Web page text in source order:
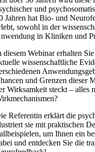
und
Jahren hat Bio- und
sowohl in der
in Kliniken und
diesem Webinar erhalten
wissenschaftliche
und Grenzen dieser
Wirksamkeit steckt – alles
Referentin erklärt die
sie mit praktischen
um Ihnen ein
und entdecken Sie die